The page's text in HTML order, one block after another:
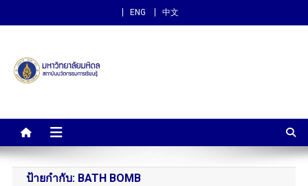
ENG 中文
สถาบันนวัตกรรมการเรียนรู้
ป้ายกำกับ: BATH BOMB